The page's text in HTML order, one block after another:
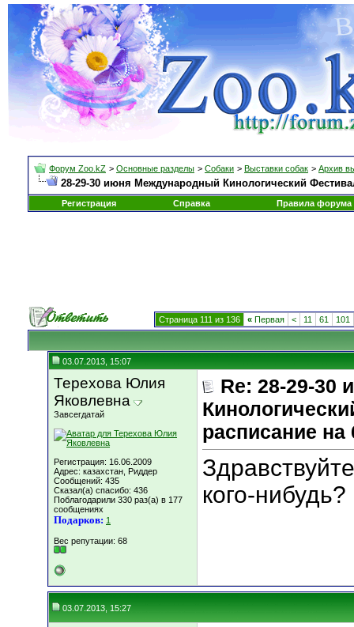
Форум Zoo.kZ > Основные разделы > Собаки > Выставки собак > Архив
28-29-30 июня Международный Кинологический
Регистрация Справка Правила форума
Страница 111 из 136 « Первая < 11 61 101
03.07.2013, 15:07
Терехова Юлия
Яковлевна
Завсегдатай
Регистрация: 16.06.2009
Адрес: казахстан, Риддер
Сообщений: 435
Сказал(а) спасибо: 436
Поблагодарили 330 раз(а) в 177
сообщениях
Подарков: 1
Вес репутации: 68
Re: 28-29-
расписание на
кого-нибудь?
03.07.2013, 15:27